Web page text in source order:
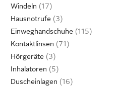
Windeln
Hausnotrufe
Einweghandschuhe
Kontaktlinsen
Hörgeräte
Inhalatoren
Duscheinlagen